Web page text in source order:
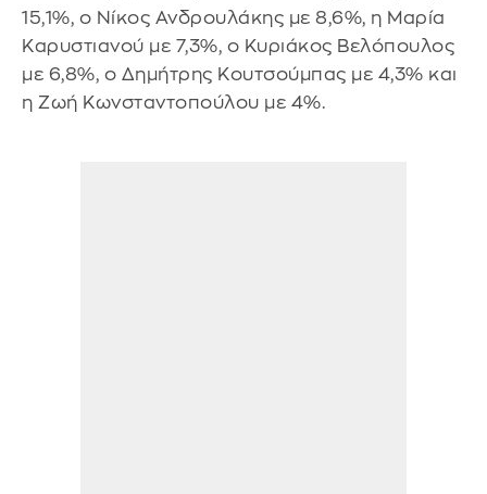
15,1%, ο Νίκος Ανδρουλάκης με 8,6%, η Μαρία
Καρυστιανού με 7,3%, ο Κυριάκος Βελόπουλος
με 6,8%, ο Δημήτρης Κουτσούμπας με 4,3% και
η Ζωή Κωνσταντοπούλου με 4%.